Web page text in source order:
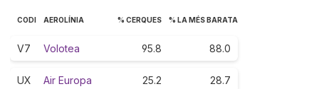
CODI AEROLÍNIA % CERQUES % LA MÉS BARATA
V7 Volotea 95.8 88.0
UX Air Europa 25.2 28.7